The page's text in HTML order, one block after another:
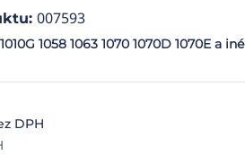
: 007593
1058 1063 1070 1070D 1070E a iné
DPH